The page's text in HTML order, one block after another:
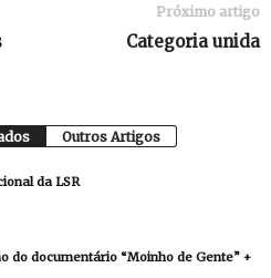
Próximo artigo
Categoria unida
Outros Artigos
da LSR
do documentário “Moinho de Gente” +